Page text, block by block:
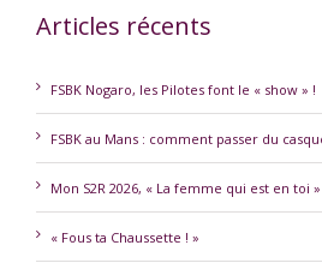
Articles récents
FSBK Nogaro, les Pilotes font le « show » !
FSBK au Mans : comment passer du
Mon S2R 2026, « La femme qui est en toi »
« Fous ta Chaussette ! »